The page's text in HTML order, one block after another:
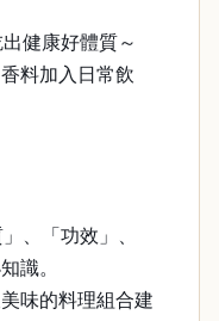
健康好體質～
料加入日常飲
、「功效」、
識。
味的料理組合建